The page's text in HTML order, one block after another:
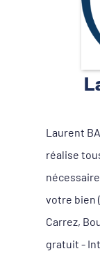
Laurent
réalise
votre bien
Carrez,
gratuit -